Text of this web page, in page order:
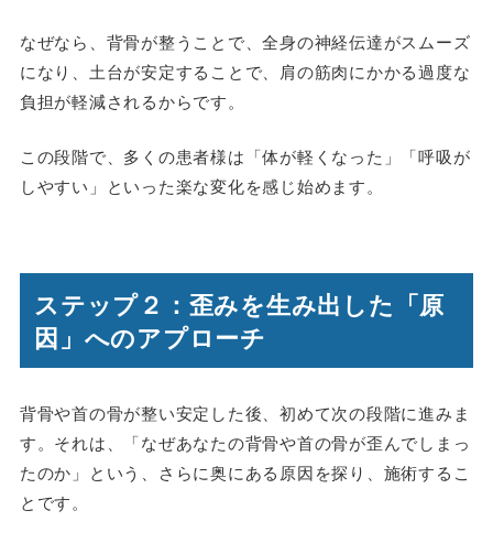
なぜなら、背骨が整うことで、全身の神経伝達がスムーズ
になり、土台が安定することで、肩の筋肉にかかる過度な
負担が軽減されるからです。
この段階で、多くの患者様は「体が軽くなった」「呼吸が
しやすい」といった楽な変化を感じ始めます。
ステップ２：歪みを生み出した「原
因」へのアプローチ
背骨や首の骨が整い安定した後、初めて次の段階に進みま
す。それは、「なぜあなたの背骨や首の骨が歪んでしまっ
たのか」という、さらに奥にある原因を探り、施術するこ
とです。